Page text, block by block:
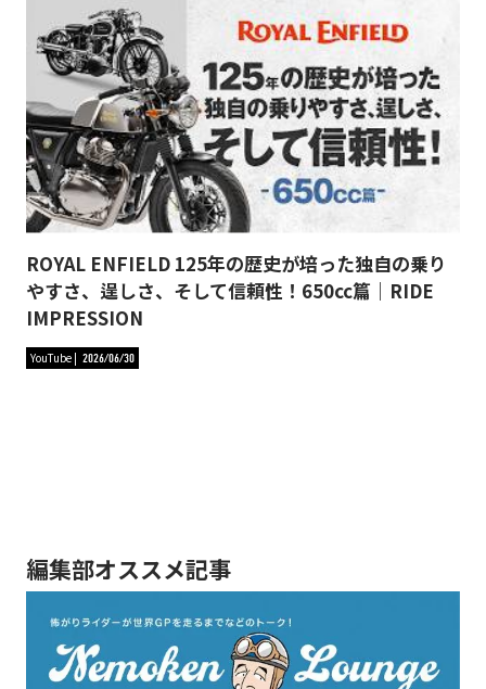
ROYAL ENFIELD 125年の歴史が培った独自の乗り
やすさ、逞しさ、そして信頼性！650cc篇｜RIDE
IMPRESSION
YouTube 2026/06/30
編集部オススメ記事